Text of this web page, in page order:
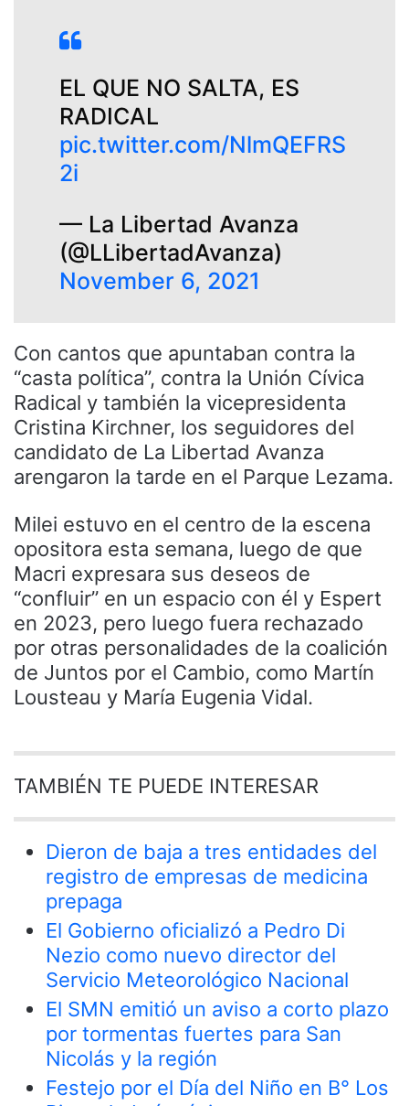
EL QUE NO SALTA, ES
RADICAL
pic.twitter.com/NlmQEFRS
2i
— La Libertad Avanza
(@LLibertadAvanza)
November 6, 2021
Con cantos que apuntaban contra la
“casta política”, contra la Unión Cívica
Radical y también la vicepresidenta
Cristina Kirchner, los seguidores del
candidato de La Libertad Avanza
arengaron la tarde en el Parque Lezama.
Milei estuvo en el centro de la escena
opositora esta semana, luego de que
Macri expresara sus deseos de
“confluir” en un espacio con él y Espert
en 2023, pero luego fuera rechazado
por otras personalidades de la coalición
de Juntos por el Cambio, como Martín
Lousteau y María Eugenia Vidal.
TAMBIÉN TE PUEDE INTERESAR
Dieron de baja a tres entidades del
registro de empresas de medicina
prepaga
El Gobierno oficializó a Pedro Di
Nezio como nuevo director del
Servicio Meteorológico Nacional
El SMN emitió un aviso a corto plazo
por tormentas fuertes para San
Nicolás y la región
Festejo por el Día del Niño en B° Los